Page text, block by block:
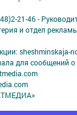
21-46 -
и отдел
sheshminskaja-
для сообщений о